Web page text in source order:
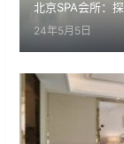
北京SPA会所：
24年5月5日